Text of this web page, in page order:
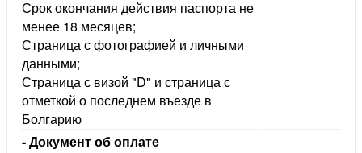
Срок окончания действия паспорта не
менее 18 месяцев;
Страница с фотографией и личными
данными;
Страница с визой "D" и страница с
отметкой о последнем въезде
Болгарию
- Документ об оплате